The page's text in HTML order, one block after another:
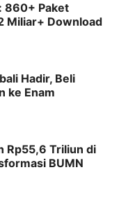
860+ Paket
Miliar+ Download
Hadir, Beli
ke Enam
Rp55,6 Triliun di
BUMN